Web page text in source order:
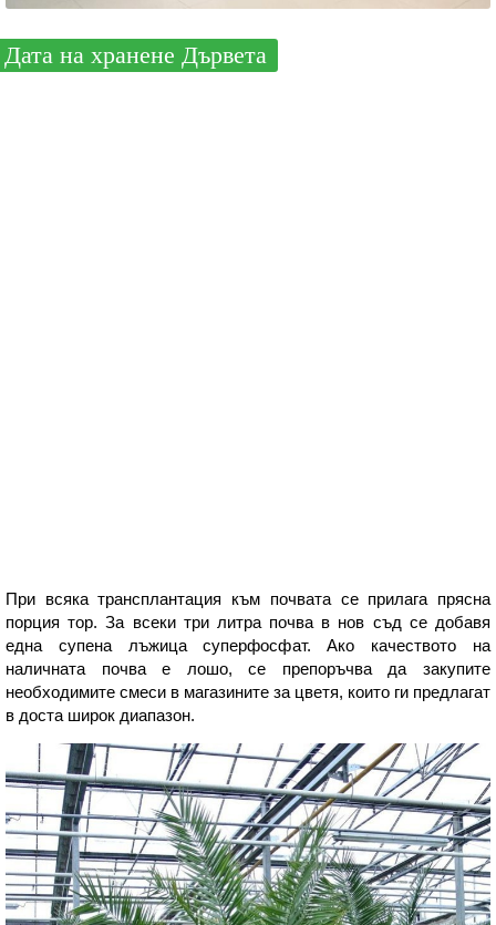
Дата на хранене Дървета
При всяка трансплантация към почвата се прилага прясна
порция тор. За всеки три литра почва в нов съд се добавя
една супена лъжица суперфосфат. Ако качеството на
наличната почва е лошо, се препоръчва да закупите
необходимите смеси в магазините за цветя, които ги предлагат
в доста широк диапазон.